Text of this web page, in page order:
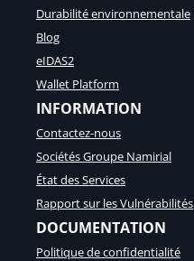
Durabilité environnementale
Blog
eIDAS2
Wallet Platform
INFORMATION
Contactez-nous
Sociétés Groupe Namirial
État des Services
Rapport sur les Vulnérabilités
DOCUMENTATION
Politique de confidentialité